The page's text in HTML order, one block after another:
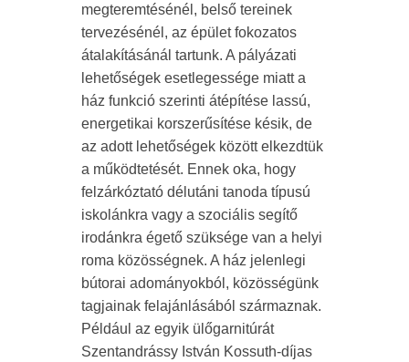
megteremtésénél, belső tereinek
tervezésénél, az épület fokozatos
átalakításánál tartunk. A pályázati
lehetőségek esetlegessége miatt a
ház funkció szerinti átépítése lassú,
energetikai korszerűsítése késik, de
az adott lehetőségek között elkezdtük
a működtetését. Ennek oka, hogy
felzárkóztató délutáni tanoda típusú
iskolánkra vagy a szociális segítő
irodánkra égető szüksége van a helyi
roma közösségnek. A ház jelenlegi
bútorai adományokból, közösségünk
tagjainak felajánlásából származnak.
Például az egyik ülőgarnitúrát
Szentandrássy István Kossuth-díjas